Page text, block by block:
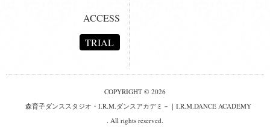
ACCESS
TRIAL
COPYRIGHT © 2026
森育子ダンススタジオ・I.R.M.ダンスアカデミ－｜I.R.M.DANCE ACADEMY
. All rights reserved.